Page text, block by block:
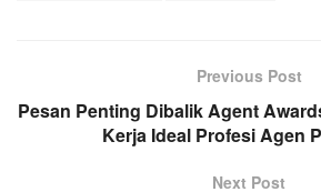
Previous Post
Pesan Penting Dibalik Agent
Kerja Ideal Profesi Agen
Next Post